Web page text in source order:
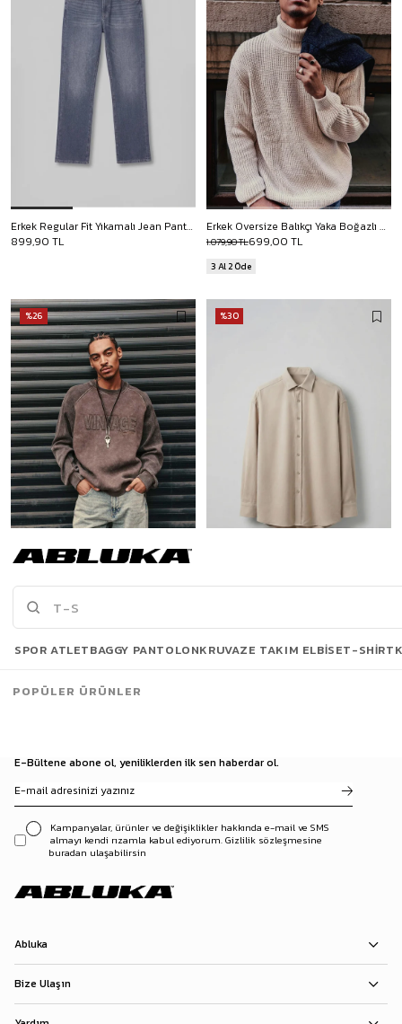
Erkek Regular Fit Yıkamalı Jean Pantolon Mavi
899,90 TL
Erkek Oversize Balıkçı Yaka Boğazlı Kazak Bej
699,00 TL
1.079,90 TL
3 Al 2 Öde
%26
999,90 TL
1.349,90 TL
%30
E-Bültene abone ol, yeniliklerden ilk sen haberdar ol.
Kampanyalar, ürünler ve değişiklikler hakkında e-mail ve SMS
almayı kendi rızamla kabul ediyorum. Gizlilik sözleşmesine
buradan ulaşabilirsin
Abluka
Bize Ulaşın
SPOR ATLETBAGGY PANTOLONKRUVAZE TAKIM ELBISET-SHIRT
POPÜLER ÜRÜNLER